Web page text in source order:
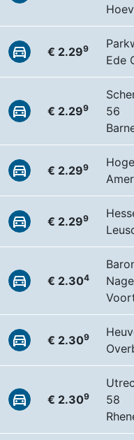
€ 2.299
Ede
€ 2.299
56
€ 2.299
€ 2.299
€ 2.304
€ 2.309
€ 2.309
58